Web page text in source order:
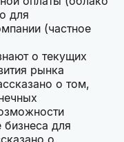
для
(частное
о текущих
рынка
о том,
бизнеса для
о